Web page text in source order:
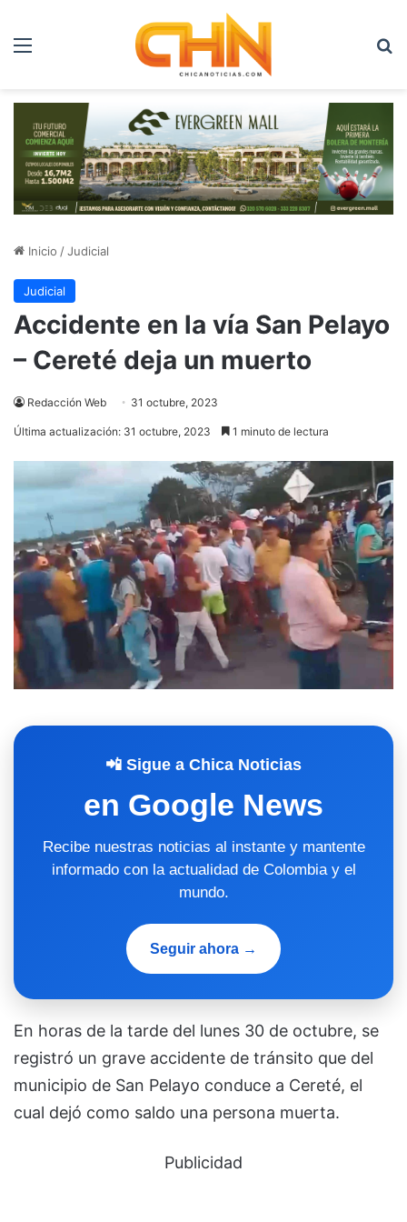
Menú
Inicio /Judicial
Judicial
Accidente en la vía San Pelayo
– Cereté deja un muerto
Redacción Web 31 octubre, 2023
Última actualización: 31 octubre, 2023 1 minuto de lectura
📲 Sigue a Chica Noticias
en Google News
Recibe nuestras noticias al instante y mantente
informado con la actualidad de Colombia y el
mundo.
Seguir ahora →
En horas de la tarde del lunes 30 de octubre, se
registró un grave accidente de tránsito que del
municipio de San Pelayo conduce a Cereté, el
cual dejó como saldo una persona muerta.
Publicidad